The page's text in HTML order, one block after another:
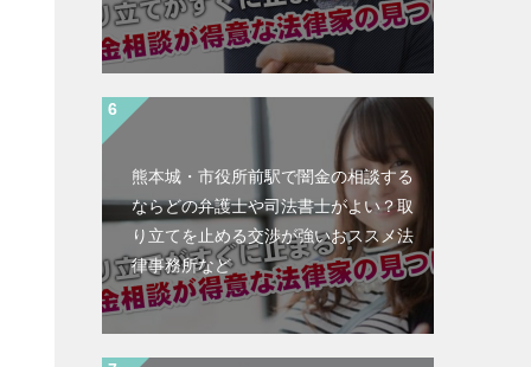
熊本城・市役所前駅で闇金の相談する
ならどの弁護士や司法書士がよい？取
り立てを止める交渉が強いおススメ法
律事務所など